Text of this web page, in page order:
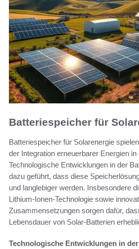
Batteriespeicher für
Batteriespeicher für Solarenergie
der Integration erneuerbarer Energien
Technologische Entwicklungen in der
dazu geführt, dass diese
und langlebiger werden. Insbesondere
Lithium-Ionen-Technologie sowie
Zusammensetzungen sorgen dafür,
Lebensdauer von Solar-Batterien
Technologische Entwicklungen in